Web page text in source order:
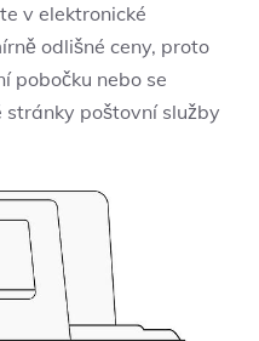
v elektronické
odlišné ceny, proto
pobočku nebo se
poštovní služby